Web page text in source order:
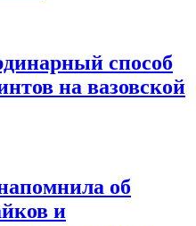
способ
на вазовской
об
и